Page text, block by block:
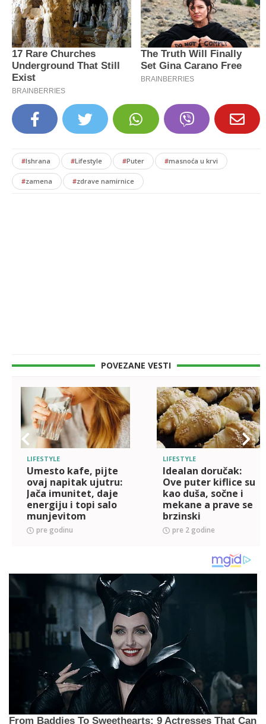
#Ishrana #Lifestyle #Puter #masnoća u krvi
#zamena #zdrave namirnice
POVEZANE VESTI
LIFESTYLE
Umesto kafe, pijte
ovaj napitak ujutru:
Jača imunitet, daje
energiju i topi salo
munjevitom
brzinom
pre godinu
LIFESTYLE
Idealan doručak:
Ove puter kiflice su
kao duša, sočne i
mekane a prave se
brzinski
pre 2 godine